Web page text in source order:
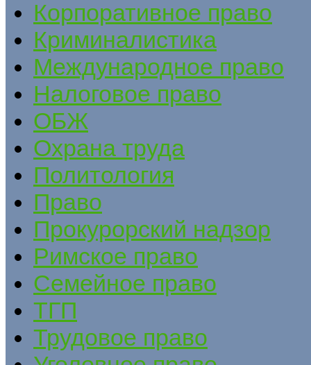
Корпоративное право
Криминалистика
Международное право
Налоговое право
ОБЖ
Охрана труда
Политология
Право
Прокурорский надзор
Римское право
Семейное право
ТГП
Трудовое право